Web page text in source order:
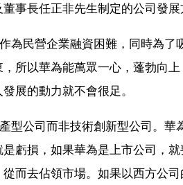
事長任正非先生制定的公司發展
為民營企業融資困難，同時為
所以華為能萬眾一心，蓬勃向
展的動力就不會很足。
型公司而非技術創新型公司。
虧損，如果華為是上市公司，
而去佔領市場。如果以西方公